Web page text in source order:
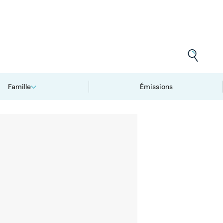
Famille Émissions